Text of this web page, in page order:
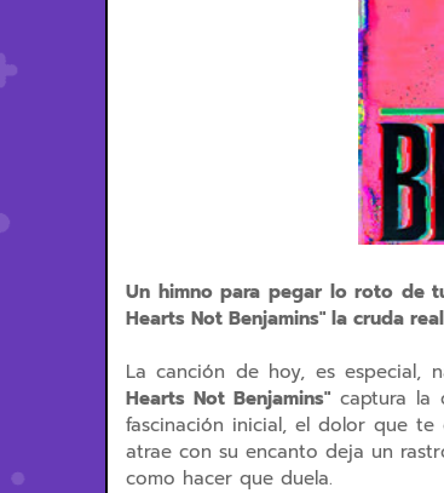
Un himno para pegar lo roto de
Hearts Not Benjamins" la cruda
La canción de hoy, es especial,
Hearts Not Benjamins" captura la
fascinación inicial, el dolor que
atrae con su encanto deja un
como hacer que duela.